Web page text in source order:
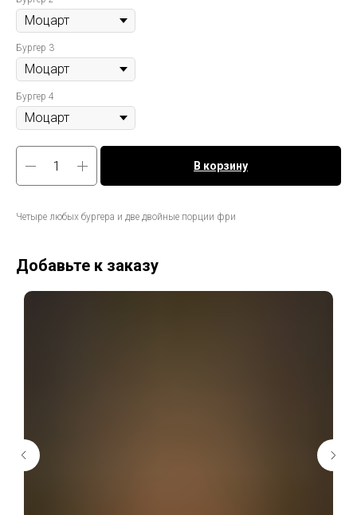
Бургер 3
Бургер 4
В корзину
Четыре любых бургера и две двойные порции фри
Добавьте к заказу